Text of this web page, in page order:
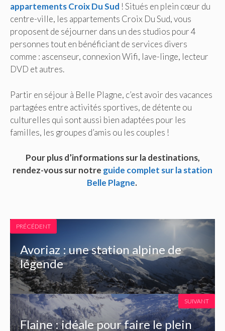
appartements Croix Du Sud ! Situés en plein cœur du
centre-ville, les appartements Croix Du Sud, vous
proposent de séjourner dans un des studios pour 4
personnes tout en bénéficiant de services divers
comme : ascenseur, connexion Wifi, lave-linge, lecteur
DVD et autres.
Partir en séjour à Belle Plagne, c’est avoir des vacances
partagées entre activités sportives, de détente ou
culturelles qui sont aussi bien adaptées pour les
familles, les groupes d’amis ou les couples !
Pour plus d’informations sur la destinations,
rendez-vous sur notre guide complet sur la station
Belle Plagne.
PRÉCÉDENT
Avoriaz : une station alpine de
légende
Flaine : idéale pour faire le plein
SUIVANT